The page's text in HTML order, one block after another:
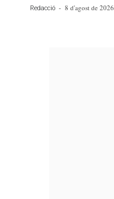
Redacció - 8 d'agost de 2026